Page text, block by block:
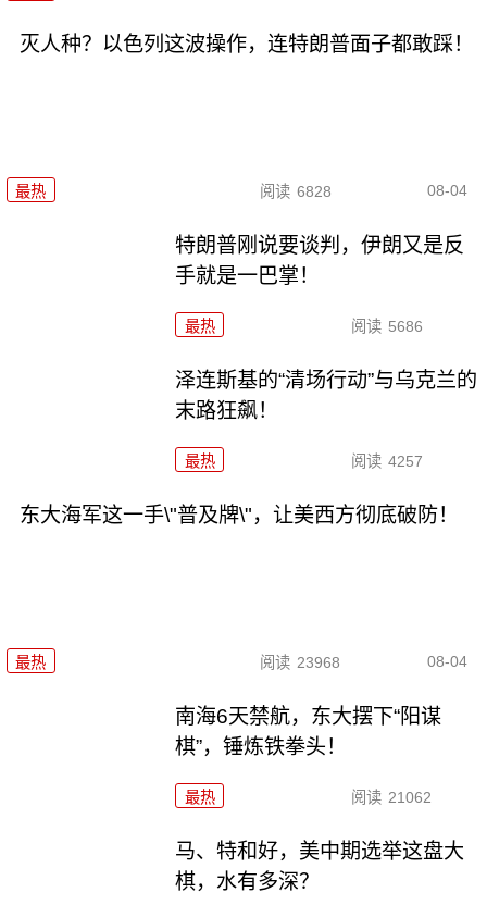
灭人种？以色列这波操作，连特朗普面子都敢踩！
最热 阅读 6828 08-04
特朗普刚说要谈判，伊朗又是反
手就是一巴掌！
最热 阅读 5686
泽连斯基的“清场行动”与乌克兰的
末路狂飙！
最热 阅读 4257
东大海军这一手\"普及牌\"，让美西方彻底破防！
最热 阅读 23968 08-04
南海6天禁航，东大摆下“阳谋
棋”，锤炼铁拳头！
最热 阅读 21062
马、特和好，美中期选举这盘大
棋，水有多深？